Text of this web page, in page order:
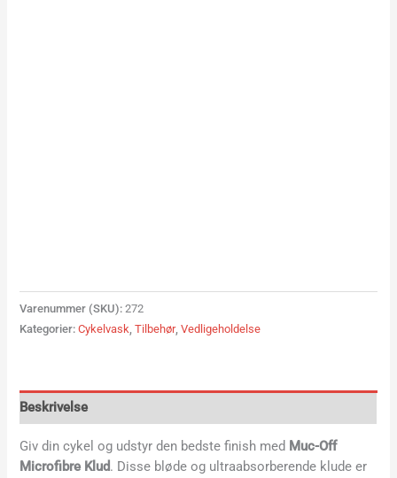
Varenummer (SKU):272
Kategorier:Cykelvask ,Tilbehør,Vedligeholdelse
Beskrivelse
Giv din cykel og udstyr den bedste finish med Muc-Off
Microfibre Klud. Disse bløde og ultraabsorberende klude er